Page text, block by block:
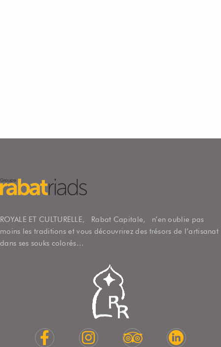
ROYALE ET CULTURELLE, Rabat Capitale, n’en oublie pas
moins les traditions et vous découvrirez des trésors de l’artisanat
dans ses souks colorés…